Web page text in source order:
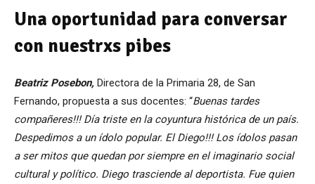
Una oportunidad para conversar
con nuestrxs pibes
Beatriz Posebon, Directora de la Primaria 28, de San
Fernando, propuesta a sus docentes: “Buenas tardes
compañeres!!! Día triste en la coyuntura histórica de un país.
Despedimos a un ídolo popular. El Diego!!! Los ídolos pasan
a ser mitos que quedan por siempre en el imaginario social
cultural y político. Diego trasciende al deportista. Fue quien